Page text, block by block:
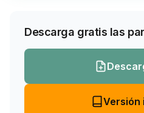
Descarga gratis las
Versión